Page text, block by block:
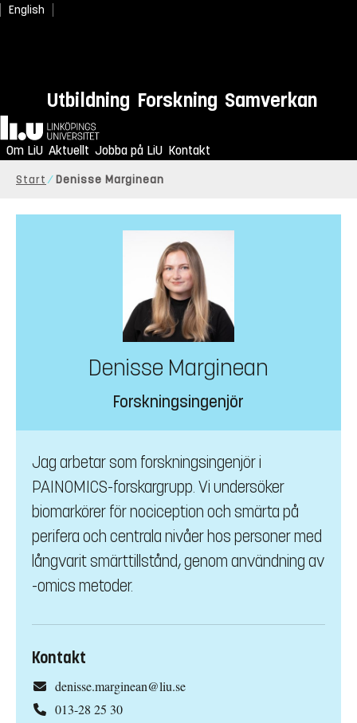
English
Utbildning Forskning Samverkan
Hem
Om LiU Aktuellt Jobba på LiU Kontakt
Start Denisse Marginean
Denisse Marginean
Forskningsingenjör
Jag arbetar som forskningsingenjör i
PAINOMICS-forskargrupp. Vi undersöker
biomarkörer för nociception och smärta på
perifera och centrala nivåer hos personer med
långvarit smärttillstånd, genom användning av
-omics metoder.
Kontakt
denisse.marginean@liu.se
013-28 25 30